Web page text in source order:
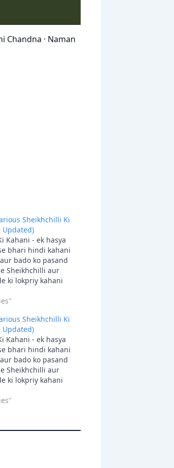
Chandna · Naman
Sheikhchilli Ki
Updated)
Kahani - ek hasya
bhari hindi kahani
bado ko pasand
Sheikhchilli aur
ki lokpriy kahani
Sheikhchilli Ki
Updated)
Kahani - ek hasya
bhari hindi kahani
bado ko pasand
Sheikhchilli aur
ki lokpriy kahani